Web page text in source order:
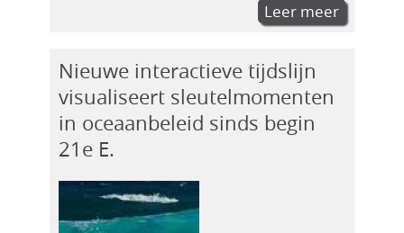
Leer meer
Nieuwe interactieve tijdslijn
visualiseert sleutelmomenten
in oceaanbeleid sinds begin
21e E.